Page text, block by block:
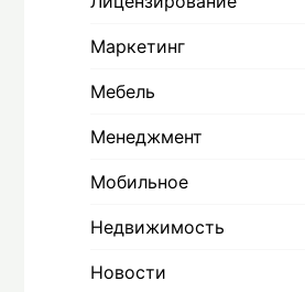
Маркетинг
Мебель
Менеджмент
Мобильное
Недвижимость
Новости